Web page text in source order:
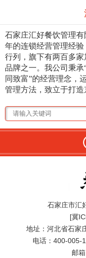
石家庄汇好餐饮管理
年的连锁经营管理经
行列，旗下有两百多
品牌之一。我公司秉承
同致富”的经营理念，
管理方法，致立于打
石家庄市汇
[冀
地址：河北省石家
电话：400-005-
邮